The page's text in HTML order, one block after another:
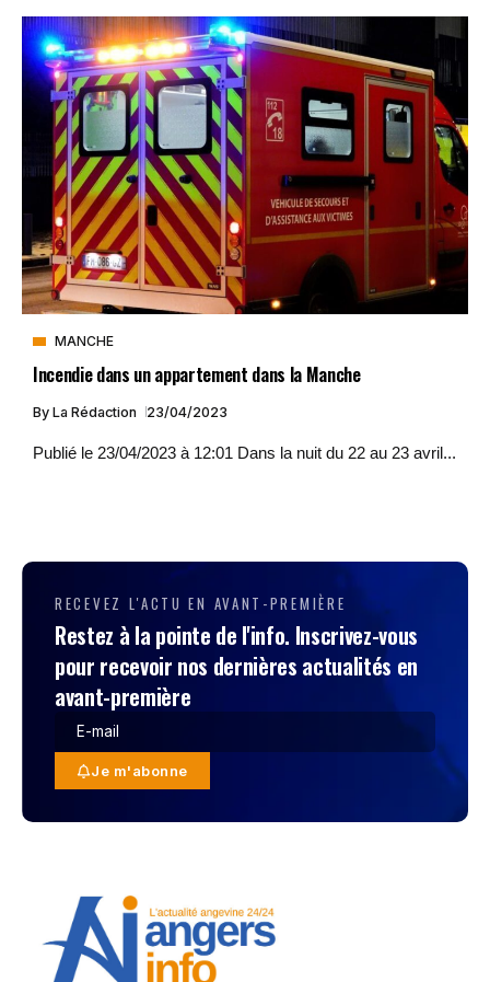
MANCHE
Incendie dans un appartement dans la Manche
By La Rédaction 23/04/2023
Publié le 23/04/2023 à 12:01 Dans la nuit du 22 au 23 avril...
RECEVEZ L'ACTU EN AVANT-PREMIÈRE
Restez à la pointe de l'info. Inscrivez-vous
pour recevoir nos dernières actualités en
avant-première
Je m'abonne